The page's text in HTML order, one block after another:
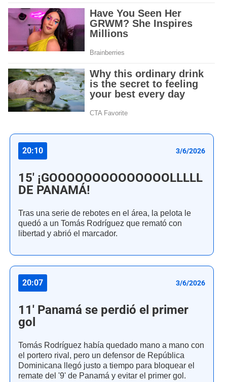
20:10 3/6/2026
15' ¡GOOOOOOOOOOOOOOLLLLL
DE PANAMÁ!
Tras una serie de rebotes en el área, la pelota le
quedó a un Tomás Rodríguez que remató con
libertad y abrió el marcador.
20:07 3/6/2026
11' Panamá se perdió el primer
gol
Tomás Rodríguez había quedado mano a mano con
el portero rival, pero un defensor de República
Dominicana llegó justo a tiempo para bloquear el
remate del '9' de Panamá y evitar el primer gol.